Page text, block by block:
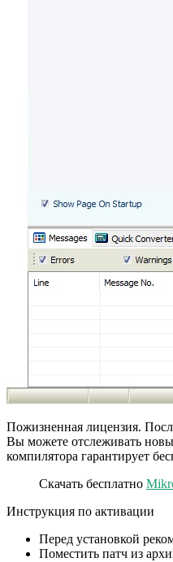
Пожизненная лицензия.
Вы можете отслеживать
компилятора гарантирует
Скачать бесплатно
Инструкция по активации
Перед установкой
Поместить патч из